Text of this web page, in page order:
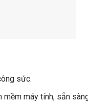
sức.
máy tính, sẵn